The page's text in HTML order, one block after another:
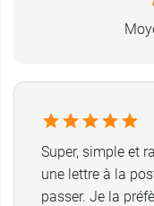
Sonde
Charrière au
Matière :
Sans latex
Ne contient
Usage
Super, simple et
une lettre à la
passer. Je la